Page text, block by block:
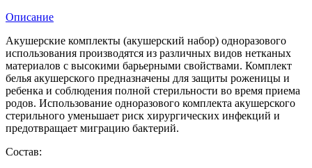
Описание
Акушерские комплекты (акушерский набор) одноразового
использования производятся из различных видов нетканых
материалов с высокими барьерными свойствами. Комплект
белья акушерского предназначены для защиты роженицы и
ребенка и соблюдения полной стерильности во время приема
родов. Использование одноразового комплекта акушерского
стерильного уменьшает риск хирургических инфекций и
предотвращает миграцию бактерий.
Состав: